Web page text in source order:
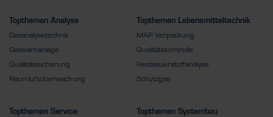
Topthemen Analyse
Gasanalysetechnik
Gaswarnanlage
Qualitätssicherung
Raumluftüberwachung
Topthemen Lebensmitteltechnik
MAP Verpackung
Qualitätskontrolle
Restsauerstoffanalyse
Schutzgas
Topthemen Service
Topthemen Systembau